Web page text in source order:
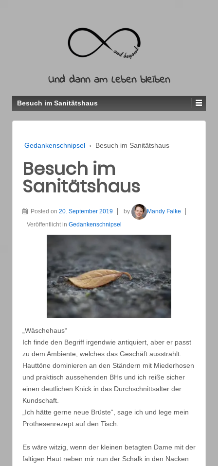
Und dann am Leben bleiben
Besuch im Sanitätshaus
Gedankenschnipsel › Besuch im Sanitätshaus
Besuch im
Sanitätshaus
Posted on 20. September 2019 by
Mandy Falke
Veröffentlicht in Gedankenschnipsel
„Wäschehaus“
Ich finde den Begriff irgendwie antiquiert, aber er passt
zu dem Ambiente, welches das Geschäft ausstrahlt.
Hauttöne dominieren an den Ständern mit Miederhosen
und praktisch aussehenden BHs und ich reiße sicher
einen deutlichen Knick in das Durchschnittsalter der
Kundschaft.
„Ich hätte gerne neue Brüste“, sage ich und lege mein
Prothesenrezept auf den Tisch.
Es wäre witzig, wenn der kleinen betagten Dame mit der
faltigen Haut neben mir nun der Schalk in den Nacken